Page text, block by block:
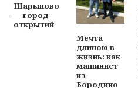
Шарыпово
— город
открытий
Мечта
длиною в
жизнь: как
машинист
из
Бородино